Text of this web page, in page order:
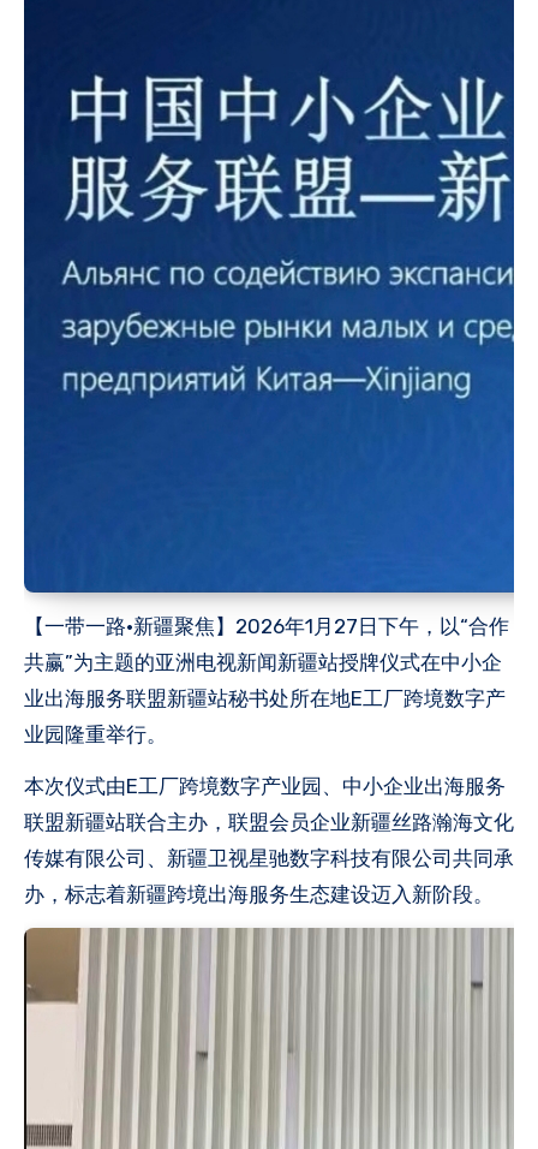
【一带一路·新疆聚焦】2026年1月27日下午，以“合作
共赢”为主题的亚洲电视新闻新疆站授牌仪式在中小企
业出海服务联盟新疆站秘书处所在地E工厂跨境数字产
业园隆重举行。
本次仪式由E工厂跨境数字产业园、中小企业出海服务
联盟新疆站联合主办，联盟会员企业新疆丝路瀚海文化
传媒有限公司、新疆卫视星驰数字科技有限公司共同承
办，标志着新疆跨境出海服务生态建设迈入新阶段。